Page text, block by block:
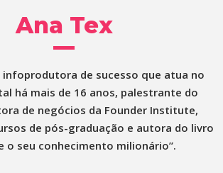
Ana Tex
infoprodutora de sucesso que atua no
há mais de 16 anos, palestrante do
de negócios da Founder Institute,
de pós-graduação e autora do livro
o seu conhecimento milionário”.